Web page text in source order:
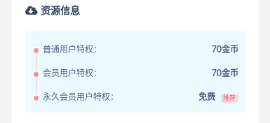
资源信息
普通用户特权： 70金币
会员用户特权： 70金币
永久会员用户特权： 免费 推荐